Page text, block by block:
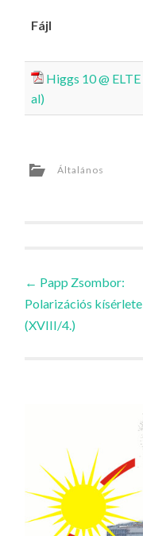
Fájl
Higgs 10 @
al)
Általános
← Papp Zsombor:
Polarizációs
(XVIII/4.)